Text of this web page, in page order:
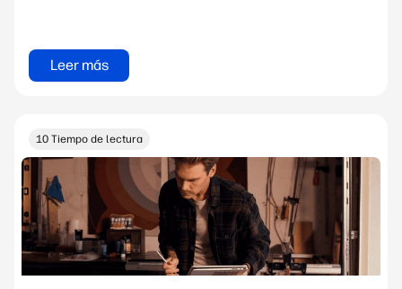
Leer más
10 Tiempo de lectura